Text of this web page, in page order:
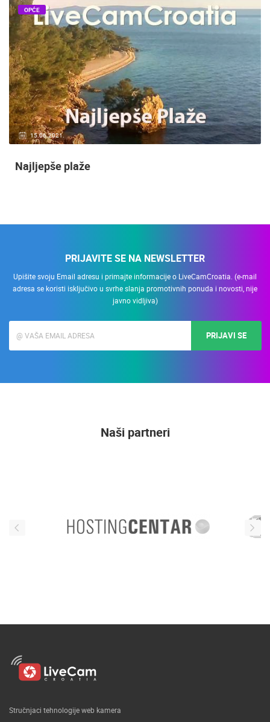
15.06.2021.
OPĆE
Najljepše plaže
PRIJAVITE SE NA NEWSLETTER
Upišite svoju Email adresu i primajte informacije o LiveCamCroatia. (e-mail
adresa se koristi isključivo u svrhe slanja promotivnih ponuda i novosti, nije
javno vidljiva)
PRIJAVI SE
Naši partneri
Stručnjaci tehnologije web kamera